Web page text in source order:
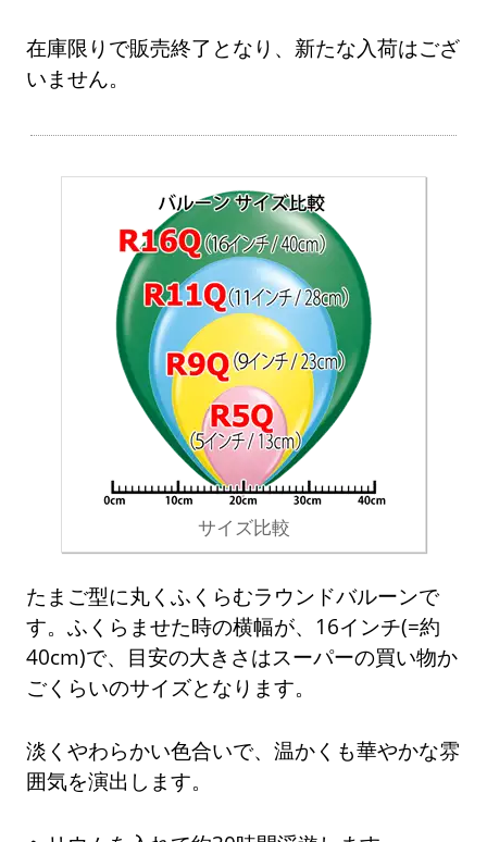
在庫限りで販売終了となり、新たな入荷はござ
いません。
サイズ比較
たまご型に丸くふくらむラウンドバルーンで
す。ふくらませた時の横幅が、16インチ(=約
40cm)で、目安の大きさはスーパーの買い物か
ごくらいのサイズとなります。
淡くやわらかい色合いで、温かくも華やかな雰
囲気を演出します。